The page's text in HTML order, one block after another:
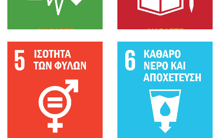
ΔΙΑΒΑΣΤΕ
ΠΕΡΙΣΣΟΤΕΡΑ
ΔΙΑΒΑΣΤΕ
ΠΕΡΙΣΣΟΤΕΡΑ